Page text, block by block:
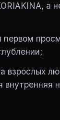
а
первом
взрослых